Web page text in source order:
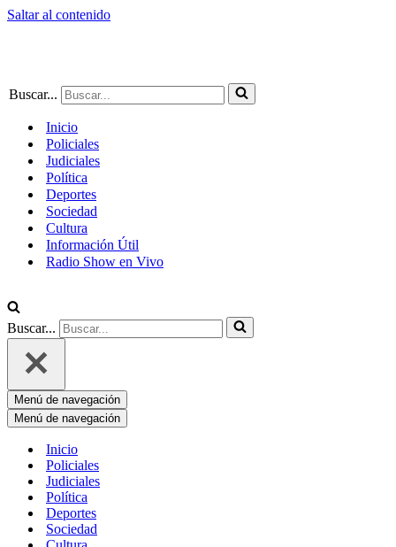
Saltar al contenido
Buscar...
Inicio
Policiales
Judiciales
Política
Deportes
Sociedad
Cultura
Información Útil
Radio Show en Vivo
Buscar...
Menú de navegación
Menú de navegación
Inicio
Policiales
Judiciales
Política
Deportes
Sociedad